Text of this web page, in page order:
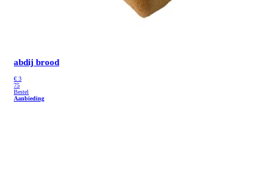
abdij brood
€ 3
75
Bestel
Aanbieding